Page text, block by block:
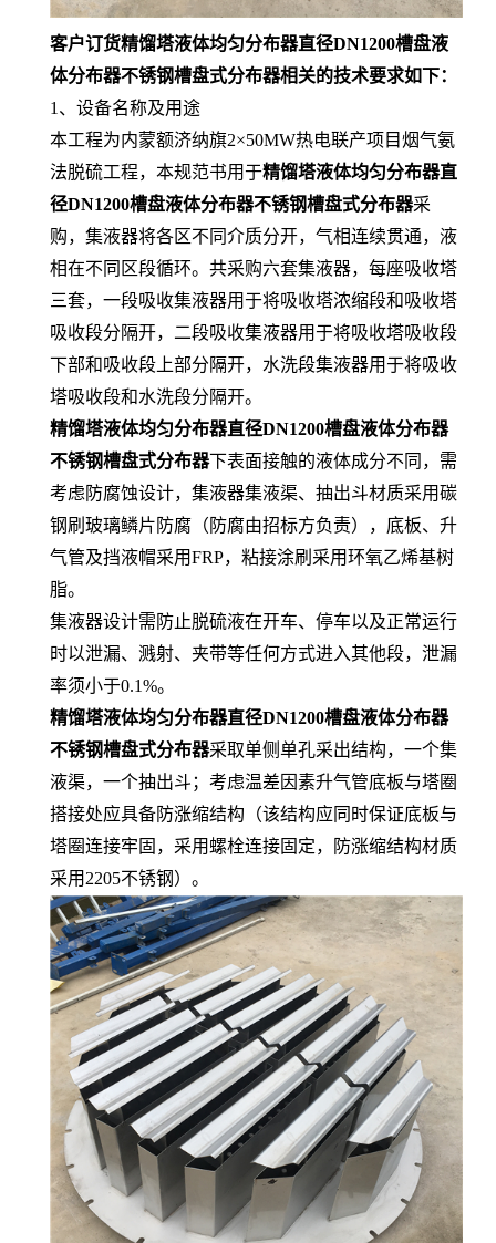
客户订货精馏塔液体均匀分布器直径DN1200槽盘液
体分布器不锈钢槽盘式分布器相关的技术要求如下：
1、设备名称及用途
本工程为内蒙额济纳旗2×50MW热电联产项目烟气氨
法脱硫工程，本规范书用于精馏塔液体均匀分布器直
径DN1200槽盘液体分布器不锈钢槽盘式分布器采
购，集液器将各区不同介质分开，气相连续贯通，液
相在不同区段循环。共采购六套集液器，每座吸收塔
三套，一段吸收集液器用于将吸收塔浓缩段和吸收塔
吸收段分隔开，二段吸收集液器用于将吸收塔吸收段
下部和吸收段上部分隔开，水洗段集液器用于将吸收
塔吸收段和水洗段分隔开。
精馏塔液体均匀分布器直径DN1200槽盘液体分布器
不锈钢槽盘式分布器下表面接触的液体成分不同，需
考虑防腐蚀设计，集液器集液渠、抽出斗材质采用碳
钢刷玻璃鳞片防腐（防腐由招标方负责），底板、升
气管及挡液帽采用FRP，粘接涂刷采用环氧乙烯基树
脂。
集液器设计需防止脱硫液在开车、停车以及正常运行
时以泄漏、溅射、夹带等任何方式进入其他段，泄漏
率须小于0.1%。
精馏塔液体均匀分布器直径DN1200槽盘液体分布器
不锈钢槽盘式分布器采取单侧单孔采出结构，一个集
液渠，一个抽出斗；考虑温差因素升气管底板与塔圈
搭接处应具备防涨缩结构（该结构应同时保证底板与
塔圈连接牢固，采用螺栓连接固定，防涨缩结构材质
采用2205不锈钢）。